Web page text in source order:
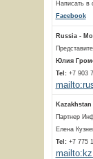
Написать в
Facebook
Russia -
Юлия
Tel: +7 903
Партнер
Елена
Tel: +7 775